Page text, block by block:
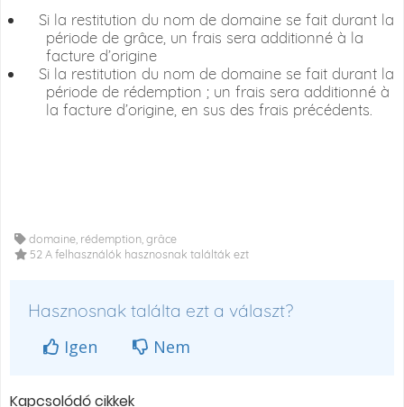
Si la restitution du nom de domaine se fait durant la
période de grâce, un frais sera additionné à la
facture d’origine
Si la restitution du nom de domaine se fait durant la
période de rédemption ; un frais sera additionné à
la facture d’origine, en sus des frais précédents.
domaine, rédemption, grâce
52 A felhasználók hasznosnak találták ezt
Hasznosnak találta ezt a választ?
Igen Nem
Kapcsolódó cikkek